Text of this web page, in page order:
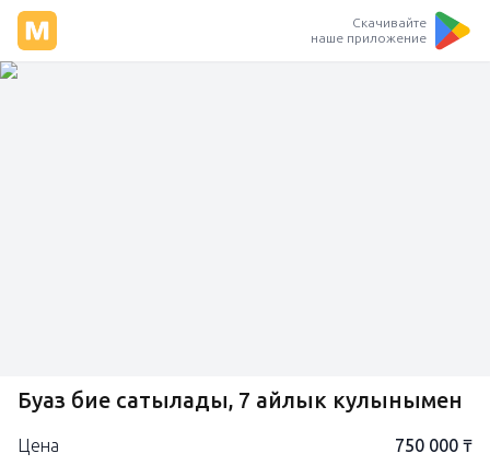
Скачивайте
наше приложение
Буаз бие сатылады, 7 айлык кулынымен
Цена 750 000 ₸